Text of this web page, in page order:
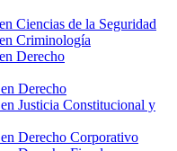
Ciencias de la Seguridad
Criminología
Derecho
Derecho
Justicia Constitucional y
Derecho Corporativo